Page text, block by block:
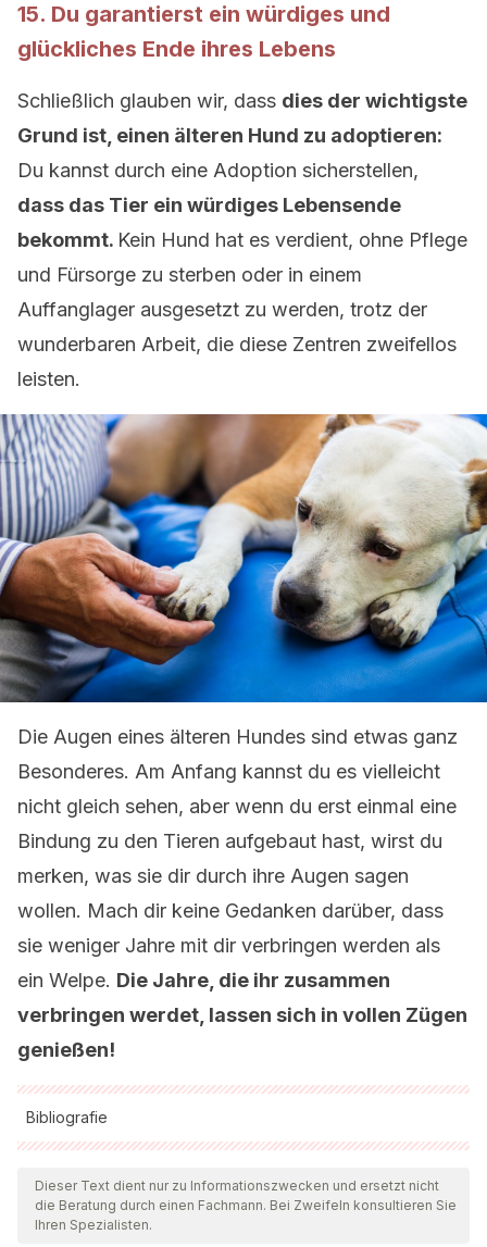
15. Du garantierst ein würdiges und
glückliches Ende ihres Lebens
Schließlich glauben wir, dass dies der wichtigste
Grund ist, einen älteren Hund zu adoptieren:
Du kannst durch eine Adoption sicherstellen,
dass das Tier ein würdiges Lebensende
bekommt. Kein Hund hat es verdient, ohne Pflege
und Fürsorge zu sterben oder in einem
Auffanglager ausgesetzt zu werden, trotz der
wunderbaren Arbeit, die diese Zentren zweifellos
leisten.
Die Augen eines älteren Hundes sind etwas ganz
Besonderes. Am Anfang kannst du es vielleicht
nicht gleich sehen, aber wenn du erst einmal eine
Bindung zu den Tieren aufgebaut hast, wirst du
merken, was sie dir durch ihre Augen sagen
wollen. Mach dir keine Gedanken darüber, dass
sie weniger Jahre mit dir verbringen werden als
ein Welpe. Die Jahre, die ihr zusammen
verbringen werdet, lassen sich in vollen Zügen
genießen!
Bibliografie
Alle zitierten Quellen wurden von unserem Team gründlich
geprüft, um deren Qualität, Verlässlichkeit, Aktualität und
Gültigkeit zu gewährleisten. Die Bibliographie dieses Artikels
Dieser Text dient nur zu Informationszwecken und ersetzt nicht
die Beratung durch einen Fachmann. Bei Zweifeln konsultieren Sie
Ihren Spezialisten.